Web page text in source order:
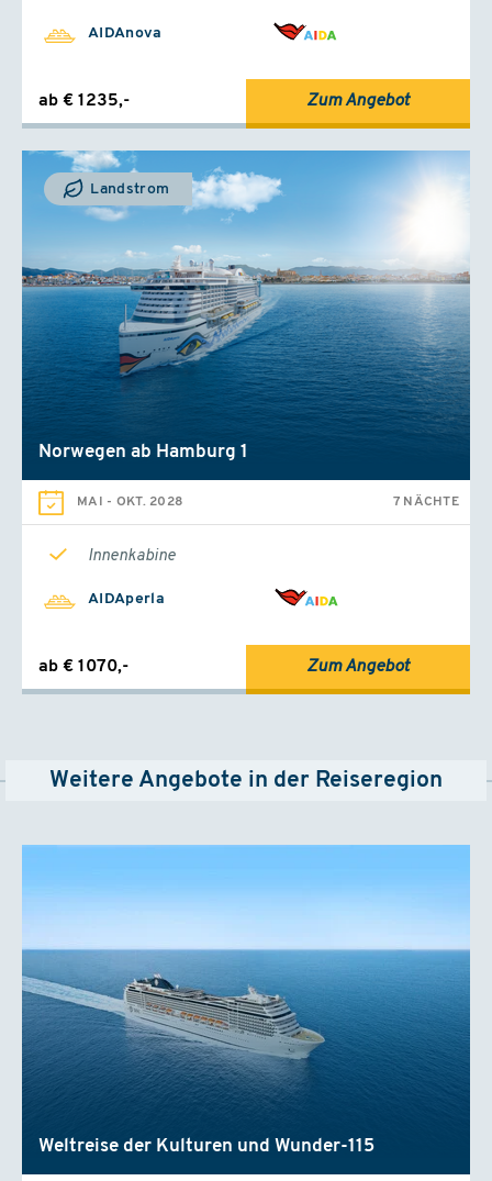
AIDAnova
ab € 1235,- Zum Angebot
Landstrom
Norwegen ab Hamburg 1
MAI - OKT. 2028 7 NÄCHTE
Innenkabine
AIDAperla
ab € 1070,- Zum Angebot
Weitere Angebote in der Reiseregion
Weltreise der Kulturen und Wunder-115